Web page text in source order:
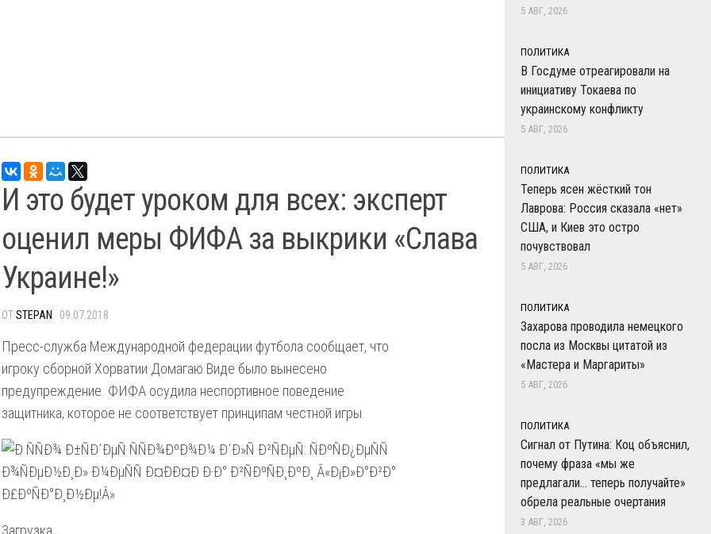
И это будет уроком для всех: эксперт
оценил меры ФИФА за выкрики «Слава
Украине!»
ОТSTEPAN · 09.07.2018
Пресс-служба Международной федерации футбола сообщает, что
игроку сборной Хорватии Домагаю Виде было вынесено
предупреждение. ФИФА осудила неспортивное поведение
защитника, которое не соответствует принципам честной игры.
Загрузка...
5 АВГ, 2026
ПОЛИТИКА
В Госдуме отреагировали на
инициативу Токаева по
украинскому конфликту
5 АВГ, 2026
ПОЛИТИКА
Теперь ясен жёсткий тон
Лаврова: Россия сказала «нет»
США, и Киев это остро
почувствовал
5 АВГ, 2026
ПОЛИТИКА
Захарова проводила немецкого
посла из Москвы цитатой из
«Мастера и Маргариты»
5 АВГ, 2026
ПОЛИТИКА
Сигнал от Путина: Коц объяснил,
почему фраза «мы же
предлагали… теперь получайте»
обрела реальные очертания
3 АВГ, 2026